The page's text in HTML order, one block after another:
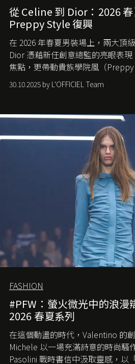
從 Celine 到 Dior：2026
Preppy Style 復興
在 2026 年春夏男裝場上，兩大頂
Dior 憑藉新任創意總監的亮眼表
焦點，更帶動貴族學院風（
潮，讓這股經典風格再度回到大眾
30.10.2025 by L'OFFICIEL Team
FASHION
#PFW：螢火微光中的浪
2026 春夏系列
在這個動盪的時代， Valentino 的
Michele 以一場充滿詩意的時尚騷
Pasolini 戰時書信中汲取靈感，以